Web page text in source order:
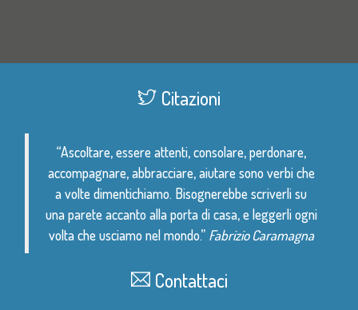
Citazioni
“Ascoltare, essere attenti, consolare, perdonare,
accompagnare, abbracciare, aiutare sono verbi che
a volte dimentichiamo. Bisognerebbe scriverli su
una parete accanto alla porta di casa, e leggerli ogni
volta che usciamo nel mondo.” Fabrizio Caramagna
Contattaci